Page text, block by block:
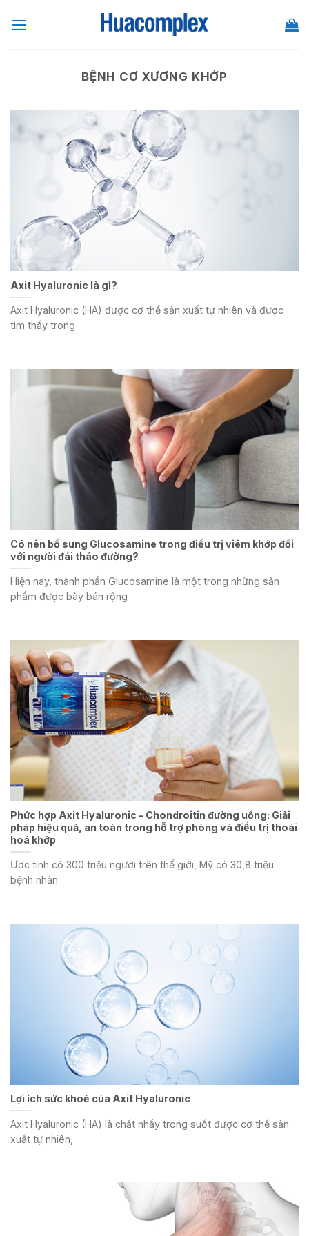
BỆNH CƠ XƯƠNG KHỚP
Axit Hyaluronic là gì?
Axit Hyaluronic (HA) được cơ thể sản xuất tự nhiên và được
tìm thấy trong
Có nên bổ sung Glucosamine trong điều trị viêm khớp đối
với người đái tháo đường?
Hiện nay, thành phần Glucosamine là một trong những sản
phẩm được bày bán rộng
Phức hợp Axit Hyaluronic – Chondroitin đường uống: Giải
pháp hiệu quả, an toàn trong hỗ trợ phòng và điều trị thoái
hoá khớp
Ước tính có 300 triệu người trên thế giới, Mỹ có 30,8 triệu
bệnh nhân
Lợi ích sức khoẻ của Axit Hyaluronic
Axit Hyaluronic (HA) là chất nhầy trong suốt được cơ thể sản
xuất tự nhiên,